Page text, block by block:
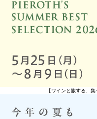
【ワインと旅する、